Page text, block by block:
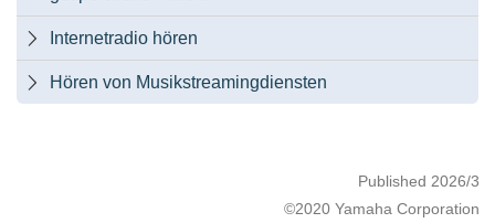
 Internetradio hören
 Hören von Musikstreamingdiensten
Published 2026/3
©2020 Yamaha Corporation